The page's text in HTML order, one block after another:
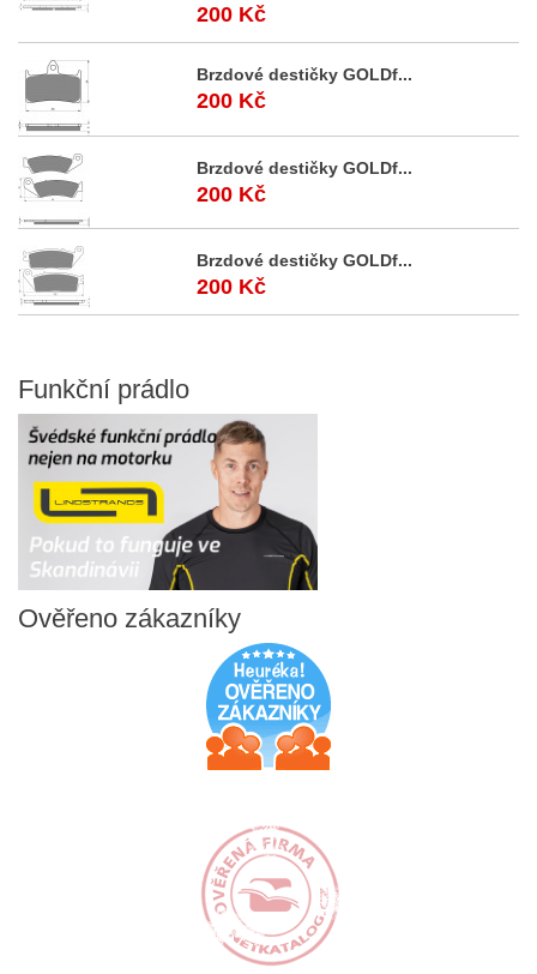
200 Kč
Brzdové destičky GOLDf...
200 Kč
Brzdové destičky GOLDf...
200 Kč
Brzdové destičky GOLDf...
200 Kč
Funkční prádlo
Ověřeno zákazníky